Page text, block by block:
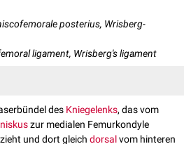
posterius, Wrisberg-
ligament, Wrisberg's ligament
des Kniegelenks, das vom
zur medialen Femurkondyle
und dort gleich dorsalvom hinteren